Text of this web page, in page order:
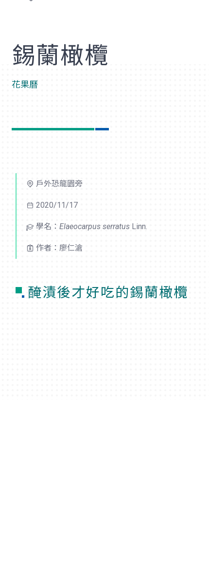
錫蘭橄欖
花果曆
戶外恐龍園旁
2020/11/17
學名： Elaeocarpus serratus Linn.
作者：廖仁滄
醃漬後才好吃的錫蘭橄欖